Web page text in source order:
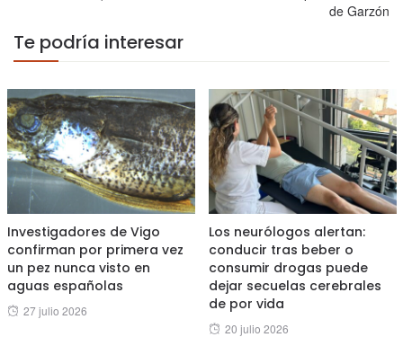
de Garzón
Te podría interesar
Investigadores de Vigo
confirman por primera vez
un pez nunca visto en
aguas españolas
Posted
27 julio 2026
Los neurólogos alertan:
conducir tras beber o
consumir drogas puede
dejar secuelas cerebrales
de por vida
Posted
20 julio 2026